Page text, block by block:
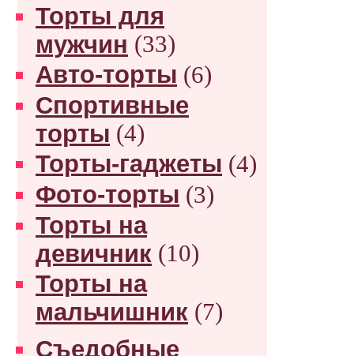
Торты для
мужчин (33)
Авто-торты (6)
Спортивные
торты (4)
Торты-гаджеты (4)
Фото-торты (3)
Торты на
девичник (10)
Торты на
мальчишник (7)
Съедобные